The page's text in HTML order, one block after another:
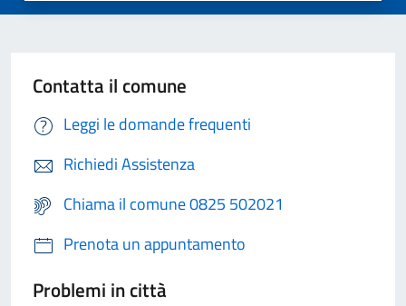
Contatta il comune
Leggi le domande frequenti
Richiedi Assistenza
Chiama il comune 0825 502021
Prenota un appuntamento
Problemi in città